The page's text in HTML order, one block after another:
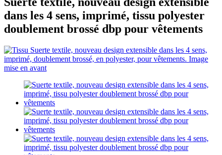
dans les 4 sens, imprimé, tissu polyester
doublement brossé dbp pour vêtements